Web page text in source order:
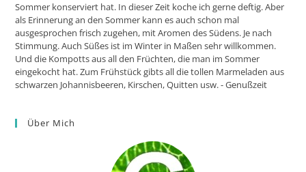
Sommer konserviert hat. In dieser Zeit koche ich gerne deftig. Aber
als Erinnerung an den Sommer kann es auch schon mal
ausgesprochen frisch zugehen, mit Aromen des Südens. Je nach
Stimmung. Auch Süßes ist im Winter in Maßen sehr willkommen.
Und die Kompotts aus all den Früchten, die man im Sommer
eingekocht hat. Zum Frühstück gibts all die tollen Marmeladen aus
schwarzen Johannisbeeren, Kirschen, Quitten usw. - Genußzeit
Über Mich